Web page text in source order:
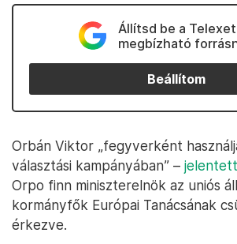
Állítsd be a Telexet
megbízható
Beállítom
Orbán Viktor „fegyverként
választási kampányában” –
Orpo finn miniszterelnök az uniós
kormányfők Európai Tanácsának
érkezve.